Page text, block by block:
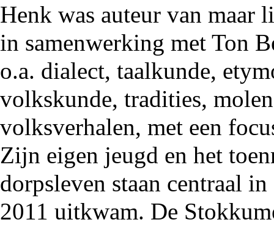
Henk was auteur van maar
in samenwerking met Ton
o.a. dialect, taalkunde,
volkskunde, tradities,
volksverhalen, met een
Zijn eigen jeugd en het
dorpsleven staan centraal
2011 uitkwam. De